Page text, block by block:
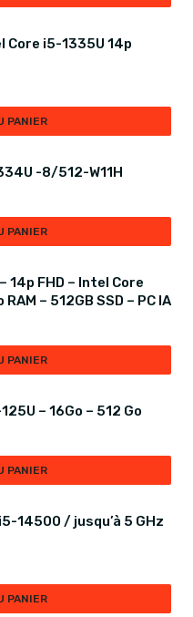
Core i5-1335U 14p
PANIER
-8/512-W11H
PANIER
14p FHD – Intel Core
– 512GB SSD – PC IA
PANIER
– 16Go – 512 Go
PANIER
14500 / jusqu’à 5 GHz
PANIER